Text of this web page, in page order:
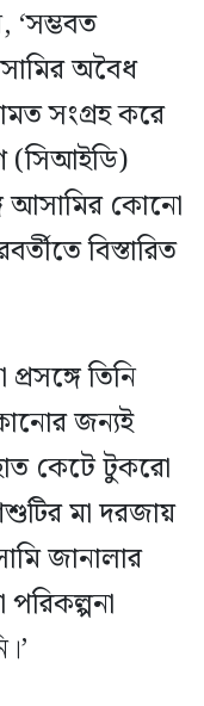
অবৈধ
সংগ্রহ করে
(সিআইডি)
আসামির কোনো
বিস্তারিত
তিনি
জন্যই
কেটে টুকরো
মা দরজায়
জানালার